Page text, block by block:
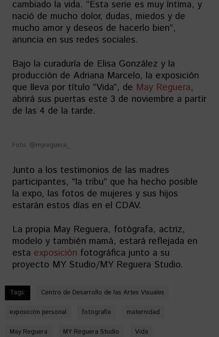
cambiado la vida. “Esta serie es muy íntima, y
nació de mucho dolor, dudas, miedos y de
mucho amor y deseos de hacerlo bien”,
anuncia en sus redes sociales.
Bajo la curaduría de Elisa González y la
producción de Adriana Marcelo, la exposición
que lleva por título “Vida”, de May Reguera,
abrirá sus puertas este 3 de noviembre a partir
de las 4 de la tarde.
Foto: @myreguera_
Junto a los testimonios de las madres
participantes, “la tribu” que ha hecho posible
la expo, las fotos de mujeres y sus hijos
estarán estos días en el CDAV.
La propia May Reguera, fotógrafa, actriz,
modelo y también mamá, estará reflejada en
esta exposición fotográfica junto a su
proyecto MY Studio/MY Reguera Studio.
Tags: Centro de Desarrollo de las Artes Visuales
exposición personal fotografía maternidad
May Reguera MY Reguera Studio Vida